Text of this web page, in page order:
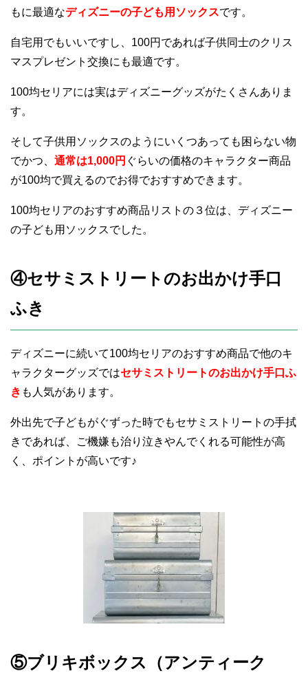
もに最適なディズニーの子ども用ソックスです。
自宅用でもいいですし、100円であれば子供同士のクリス
マスプレゼント交換にも最適です。
100均セリアには実はディズニーグッズがたくさんありま
す。
そして子供用ソックスのようにいくつあっても困らない物
でかつ、 通常は1,000円 ぐらいの価格のキャラクター商品
が100均で買えるのでお得でおすすめできます。
100均セリアのおすすめ商品リストの３位は、ディズニー
の子ども用ソックスでした。
④セサミストリートのお出かけ手口
ふき
ディズニーに続いて100均セリアのおすすめ商品で他のキ
ャラクターグッズではセサミストリートのお出かけ手口ふ
き も人気があります。
外出先で子どもがぐずった時でもセサミストリートの手拭
きであれば、ご機嫌も治り泣きやんでくれる可能性が高
く、ポイントが高いです♪
⑤ブリキボックス（アンティーク